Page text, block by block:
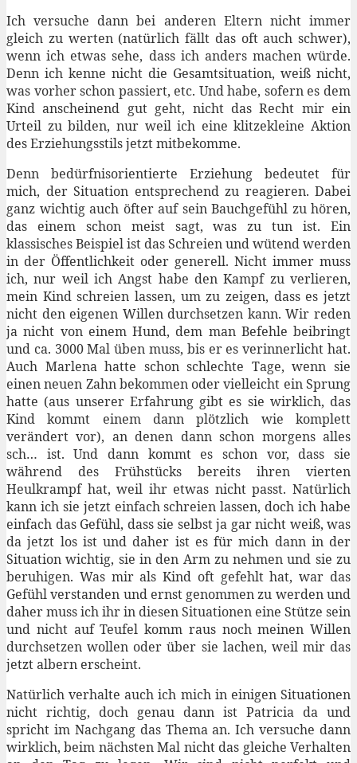
Ich versuche dann bei anderen Eltern nicht immer
gleich zu werten (natürlich fällt das oft auch schwer),
wenn ich etwas sehe, dass ich anders machen würde.
Denn ich kenne nicht die Gesamtsituation, weiß nicht,
was vorher schon passiert, etc. Und habe, sofern es dem
Kind anscheinend gut geht, nicht das Recht mir ein
Urteil zu bilden, nur weil ich eine klitzekleine Aktion
des Erziehungsstils jetzt mitbekomme.
Denn bedürfnisorientierte Erziehung bedeutet für
mich, der Situation entsprechend zu reagieren. Dabei
ganz wichtig auch öfter auf sein Bauchgefühl zu hören,
das einem schon meist sagt, was zu tun ist. Ein
klassisches Beispiel ist das Schreien und wütend werden
in der Öffentlichkeit oder generell. Nicht immer muss
ich, nur weil ich Angst habe den Kampf zu verlieren,
mein Kind schreien lassen, um zu zeigen, dass es jetzt
nicht den eigenen Willen durchsetzen kann. Wir reden
ja nicht von einem Hund, dem man Befehle beibringt
und ca. 3000 Mal üben muss, bis er es verinnerlicht hat.
Auch Marlena hatte schon schlechte Tage, wenn sie
einen neuen Zahn bekommen oder vielleicht ein Sprung
hatte (aus unserer Erfahrung gibt es sie wirklich, das
Kind kommt einem dann plötzlich wie komplett
verändert vor), an denen dann schon morgens alles
sch… ist. Und dann kommt es schon vor, dass sie
während des Frühstücks bereits ihren vierten
Heulkrampf hat, weil ihr etwas nicht passt. Natürlich
kann ich sie jetzt einfach schreien lassen, doch ich habe
einfach das Gefühl, dass sie selbst ja gar nicht weiß, was
da jetzt los ist und daher ist es für mich dann in der
Situation wichtig, sie in den Arm zu nehmen und sie zu
beruhigen. Was mir als Kind oft gefehlt hat, war das
Gefühl verstanden und ernst genommen zu werden und
daher muss ich ihr in diesen Situationen eine Stütze sein
und nicht auf Teufel komm raus noch meinen Willen
durchsetzen wollen oder über sie lachen, weil mir das
jetzt albern erscheint.
Natürlich verhalte auch ich mich in einigen Situationen
nicht richtig, doch genau dann ist Patricia da und
spricht im Nachgang das Thema an. Ich versuche dann
wirklich, beim nächsten Mal nicht das gleiche Verhalten